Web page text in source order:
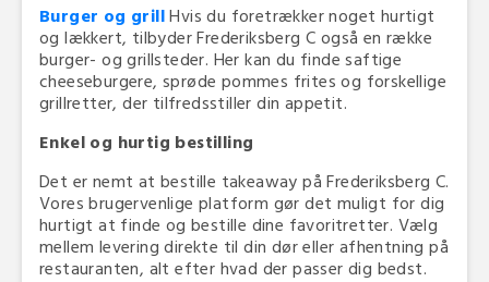
Burger og grillHvis du foretrækker noget hurtigt
og lækkert, tilbyder Frederiksberg C også en række
burger- og grillsteder. Her kan du finde saftige
cheeseburgere, sprøde pommes frites og forskellige
grillretter, der tilfredsstiller din appetit.
Enkel og hurtig bestilling
Det er nemt at bestille takeaway på Frederiksberg C.
Vores brugervenlige platform gør det muligt for dig
hurtigt at finde og bestille dine favoritretter. Vælg
mellem levering direkte til din dør eller afhentning på
restauranten, alt efter hvad der passer dig bedst.